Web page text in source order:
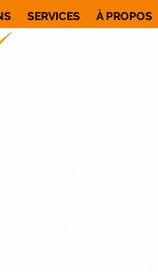
SERVICES À PROPOS